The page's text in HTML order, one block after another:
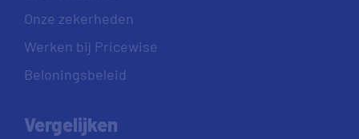
Onze zekerheden
Werken bij Pricewise
Beloningsbeleid
Vergelijken